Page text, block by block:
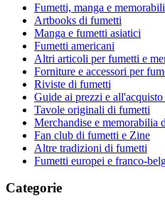
Fumetti, manga e
Artbooks di fumetti
Manga e fumetti asiatici
Fumetti americani
Altri articoli per fumetti e
Forniture e accessori per
Riviste di fumetti
Guide ai prezzi e
Tavole originali di fumetti
Merchandise e memorabilia
Fan club di fumetti e Zine
Altre tradizioni di fumetti
Fumetti europei e franco-
Categorie